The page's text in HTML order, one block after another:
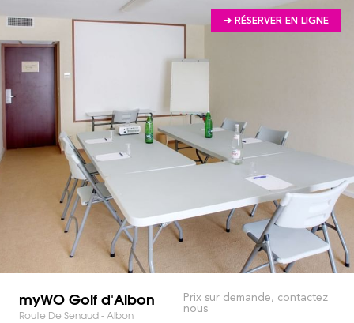
➔ RÉSERVER EN LIGNE
myWO Golf d'Albon
Route De Senaud - Albon
Prix sur demande, contactez
nous